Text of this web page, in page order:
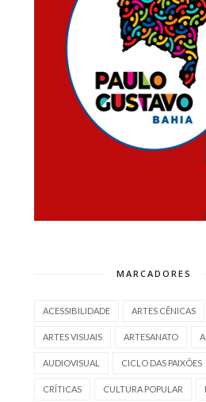
MARCADORES
ACESSIBILIDADE ARTES CÊNICAS
ARTES VISUAIS ARTESANATO
AUDIOVISUAL CICLO DAS PAIXÕES
CRÍTICAS CULTURA POPULAR